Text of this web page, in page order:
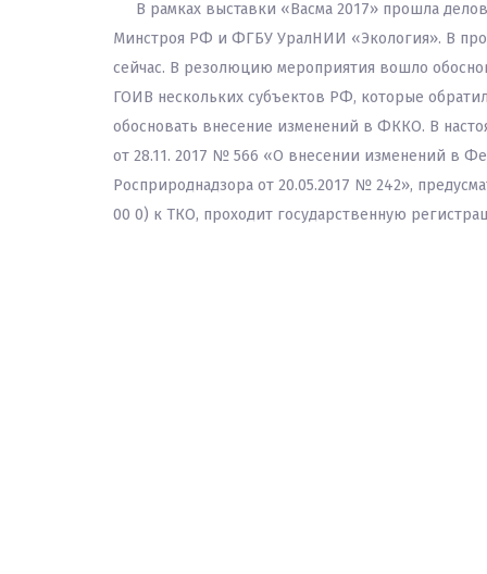
В рамках выставки «Васма 2017» прошла
Минстроя РФ и ФГБУ УралНИИ «Экология». В
сейчас. В резолюцию мероприятия вошло
ГОИВ нескольких субъектов РФ, которые
обосновать внесение изменений в ФККО. В
от 28.11. 2017 № 566 «О внесении изменений в
Росприроднадзора от 20.05.2017 № 242»,
00 0) к ТКО, проходит государственную